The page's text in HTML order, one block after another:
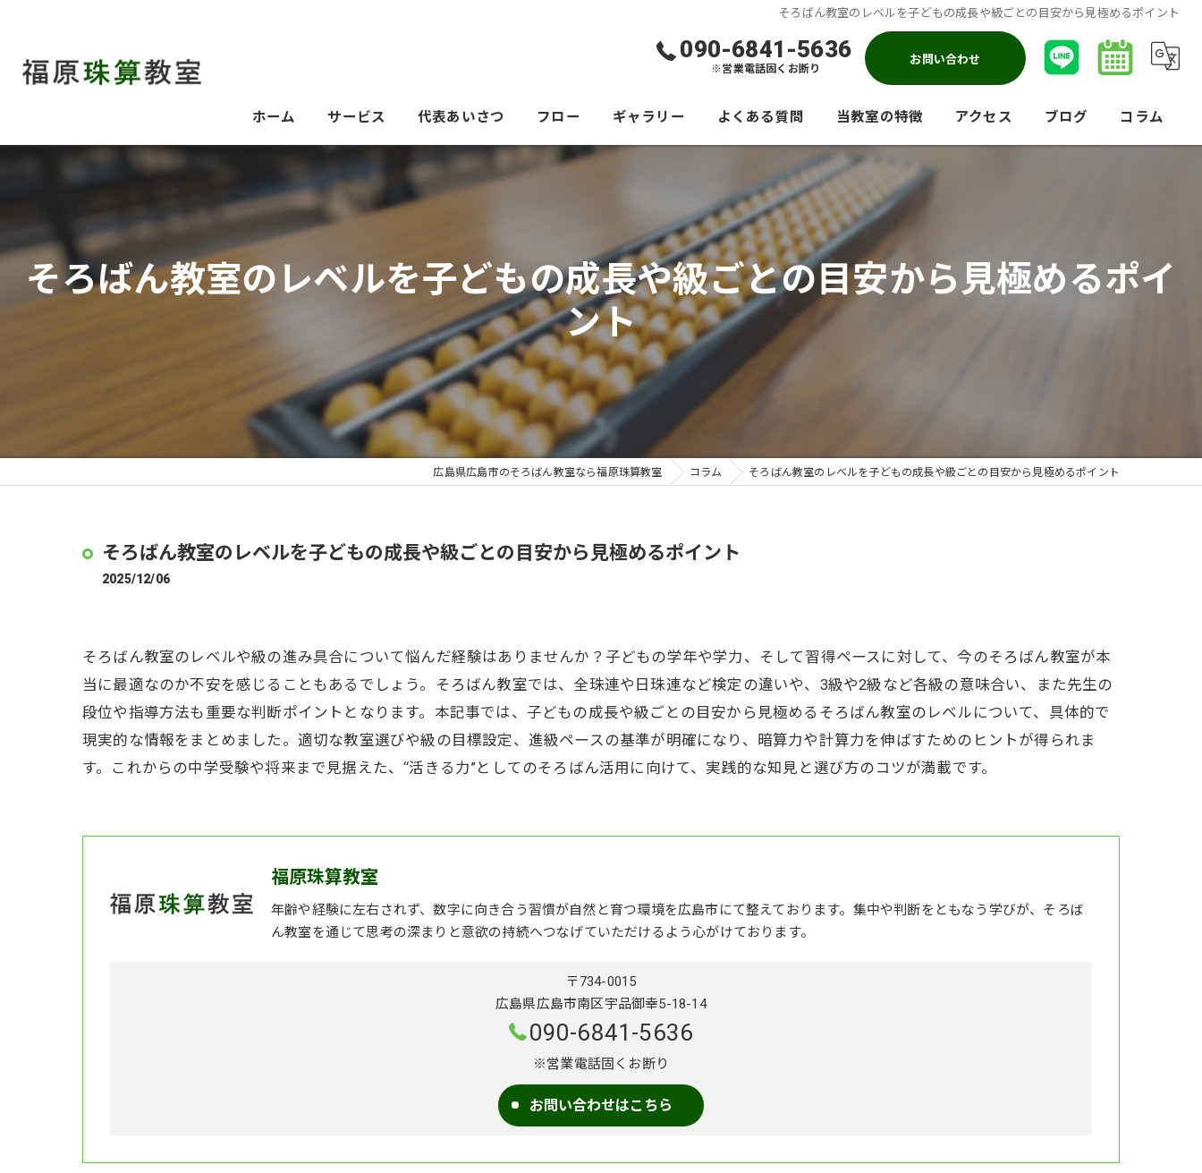
そろばん教室のレベルを子どもの成長や級ごとの目安から見極めるポイント
090-6841-5636
※営業電話固くお断り
お問い合わせ
ホーム サービス 代表あいさつ フロー ギャラリー よくある質問 当教室の特徴
競技会
大人
アクセス ブログ コラム
そろばん教室のレベルを子どもの成長や級ごとの目安から見極めるポイ
ント
広島県広島市のそろばん教室なら福原珠算教室 コラム そろばん教室のレベルを子どもの成長や級ごとの目安から見極めるポイント
そろばん教室のレベルを子どもの成長や級ごとの目安から見極めるポイント
2025/12/06
そろばん教室のレベルや級の進み具合について悩んだ経験はありませんか？子どもの学年や学力、そして習得ペースに対して、今のそろばん教室が本
当に最適なのか不安を感じることもあるでしょう。そろばん教室では、全珠連や日珠連など検定の違いや、3級や2級など各級の意味合い、また先生の
段位や指導方法も重要な判断ポイントとなります。本記事では、子どもの成長や級ごとの目安から見極めるそろばん教室のレベルについて、具体的で
現実的な情報をまとめました。適切な教室選びや級の目標設定、進級ペースの基準が明確になり、暗算力や計算力を伸ばすためのヒントが得られま
す。これからの中学受験や将来まで見据えた、“活きる力”としてのそろばん活用に向けて、実践的な知見と選び方のコツが満載です。
福原珠算教室
年齢や経験に左右されず、数字に向き合う習慣が自然と育つ環境を広島市にて整えております。集中や判断をともなう学びが、そろば
ん教室を通じて思考の深まりと意欲の持続へつなげていただけるよう心がけております。
〒734-0015
広島県広島市南区宇品御幸5-18-14
090-6841-5636
※営業電話固くお断り
お問い合わせはこちら